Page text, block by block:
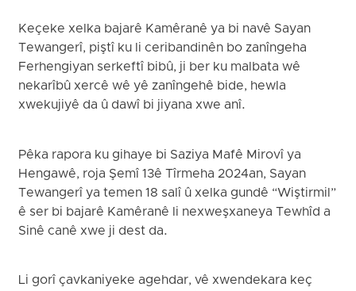
Keçeke xelka bajarê Kamêranê ya bi navê Sayan
Tewangerî, piştî ku li ceribandinên bo zanîngeha
Ferhengiyan serkeftî bibû, ji ber ku malbata wê
nekarîbû xercê wê yê zanîngehê bide, hewla
xwekujiyê da û dawî bi jiyana xwe anî.
Pêka rapora ku gihaye bi Saziya Mafê Mirovî ya
Hengawê, roja Şemî 13ê Tîrmeha 2024an, Sayan
Tewangerî ya temen 18 salî û xelka gundê “Wiştirmil”
ê ser bi bajarê Kamêranê li nexweşxaneya Tewhîd a
Sinê canê xwe ji dest da.
Li gorî çavkaniyeke agehdar, vê xwendekara keç